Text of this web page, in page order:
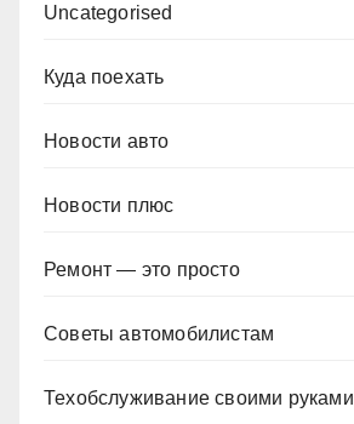
Uncategorised
Куда поехать
Новости авто
Новости плюс
Ремонт — это просто
Советы автомобилистам
Техобслуживание своими руками